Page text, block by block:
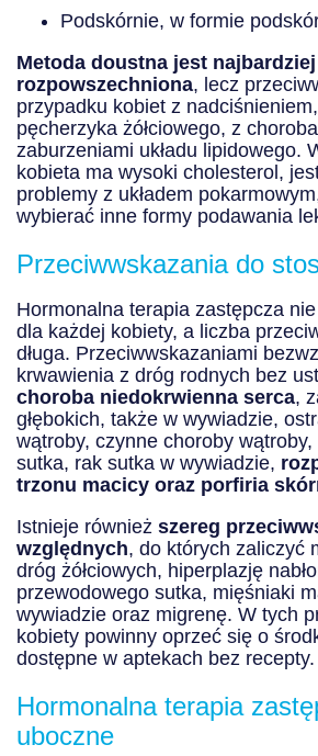
Podskórnie, w formie
Metoda doustna jest najbardziej
rozpowszechniona, lecz
przypadku kobiet z
pęcherzyka żółciowego, z
zaburzeniami układu lipidowego.
kobieta ma wysoki cholesterol,
problemy z układem
wybierać inne formy podawania
Przeciwwskazania do
Hormonalna terapia zastępcza
dla każdej kobiety, a liczba
długa. Przeciwwskazaniami
krwawienia z dróg rodnych bez
choroba niedokrwienna serca,
głębokich, także w wywiadzie,
wątroby, czynne choroby
sutka, rak sutka w wywiadzie,
trzonu macicy oraz porfiria
Istnieje również szereg
względnych, do których zaliczyć
dróg żółciowych, hiperplazję
przewodowego sutka, mięśniaki
wywiadzie oraz migrenę. W tych
kobiety powinny oprzeć się o
dostępne w aptekach bez recepty.
Hormonalna terapia
uboczne